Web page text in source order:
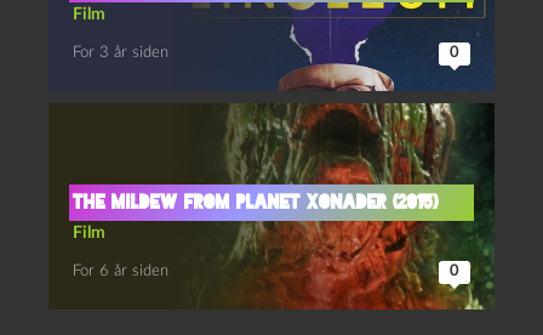
Film
For 3 år siden 0
The Mildew from Planet Xonader (2015)
Film
For 6 år siden 0